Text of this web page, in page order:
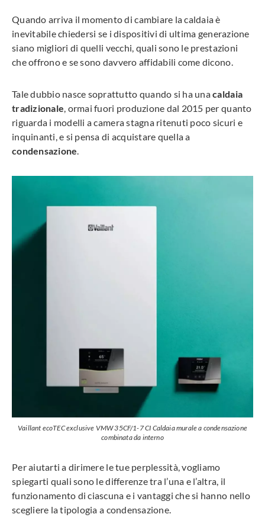
Quando arriva il momento di cambiare la caldaia è
inevitabile chiedersi se i dispositivi di ultima generazione
siano migliori di quelli vecchi, quali sono le prestazioni
che offrono e se sono davvero affidabili come dicono.
Tale dubbio nasce soprattutto quando si ha unacaldaia
tradizionale , ormai fuori produzione dal 2015 per quanto
riguarda i modelli a camera stagna ritenuti poco sicuri e
inquinanti, e si pensa di acquistare quella a
condensazione
Vaillant ecoTEC exclusive VMW 35CF/1-7 CI Caldaia murale a condensazione
combinata da interno
Per aiutarti a dirimere le tue perplessità, vogliamo
spiegarti quali sono le differenze tra l’una e l’altra, il
funzionamento di ciascuna e i vantaggi che si hanno nello
scegliere la tipologia a condensazione.